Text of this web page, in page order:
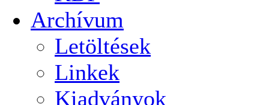
Archívum
Letöltések
Linkek
Kiadványok